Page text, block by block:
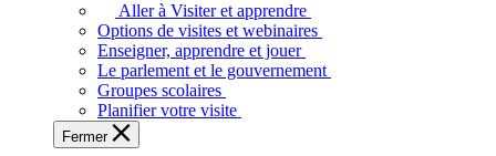
voir,
apprendre
et
à
Aller à Visiter et apprendre
Options de visites et webinaires
Enseigner, apprendre et jouer
Le parlement et le gouvernement
Groupes scolaires
Planifier votre visite
Fermer